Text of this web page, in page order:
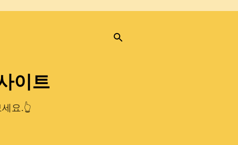
이트
요.👆